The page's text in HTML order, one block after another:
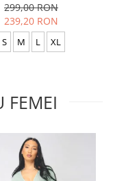
299,00 RON
239,20 RON
S M L XL
FEMEI